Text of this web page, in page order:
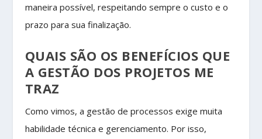
maneira possível, respeitando sempre o custo e o
prazo para sua finalização.
QUAIS SÃO OS BENEFÍCIOS QUE
A GESTÃO DOS PROJETOS ME
TRAZ
Como vimos, a gestão de processos exige muita
habilidade técnica e gerenciamento. Por isso,